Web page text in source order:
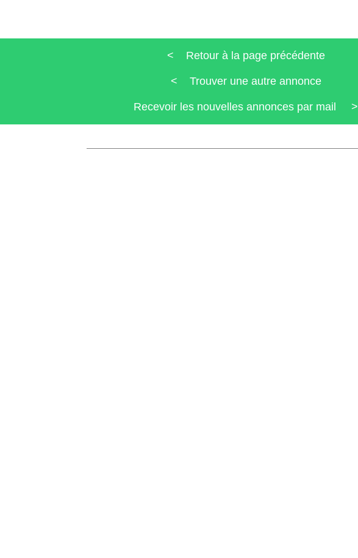
< Retour à la page précédente
< Trouver une autre annonce
Recevoir les nouvelles annonces par mail >